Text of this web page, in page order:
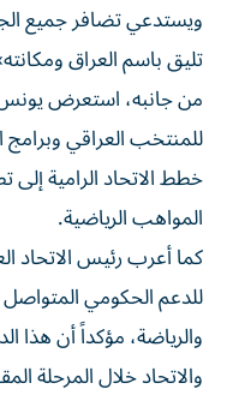
ويستدعي تضافر جميع
تليق باسم العراق
من جانبه، استعرض يونس
للمنتخب العراقي وبرامج
خطط الاتحاد الرامية إلى
المواهب الرياضية.
كما أعرب رئيس الاتحاد
للدعم الحكومي
والرياضة، مؤكداً أن هذا
والاتحاد خلال المرحلة